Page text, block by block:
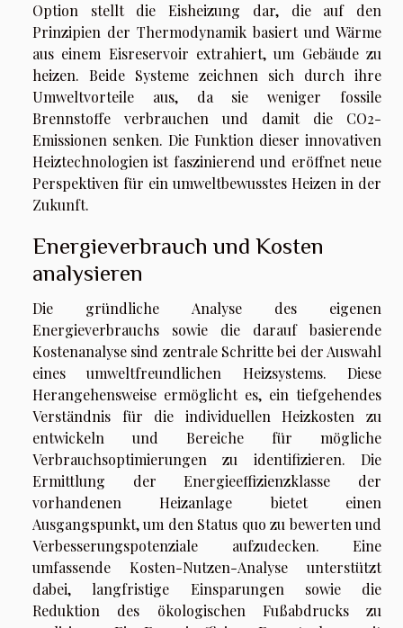
Option stellt die Eisheizung dar, die auf den
Prinzipien der Thermodynamik basiert und Wärme
aus einem Eisreservoir extrahiert, um Gebäude zu
heizen. Beide Systeme zeichnen sich durch ihre
Umweltvorteile aus, da sie weniger fossile
Brennstoffe verbrauchen und damit die CO2-
Emissionen senken. Die Funktion dieser innovativen
Heiztechnologien ist faszinierend und eröffnet neue
Perspektiven für ein umweltbewusstes Heizen in der
Zukunft.
Energieverbrauch und Kosten
analysieren
Die gründliche Analyse des eigenen
Energieverbrauchs sowie die darauf basierende
Kostenanalyse sind zentrale Schritte bei der Auswahl
eines umweltfreundlichen Heizsystems. Diese
Herangehensweise ermöglicht es, ein tiefgehendes
Verständnis für die individuellen Heizkosten zu
entwickeln und Bereiche für mögliche
Verbrauchsoptimierungen zu identifizieren. Die
Ermittlung der Energieeffizienzklasse der
vorhandenen Heizanlage bietet einen
Ausgangspunkt, um den Status quo zu bewerten und
Verbesserungspotenziale aufzudecken. Eine
umfassende Kosten-Nutzen-Analyse unterstützt
dabei, langfristige Einsparungen sowie die
Reduktion des ökologischen Fußabdrucks zu